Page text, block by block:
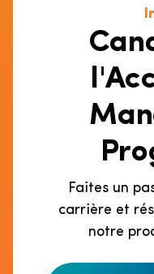
Faites un
carrière et
notre